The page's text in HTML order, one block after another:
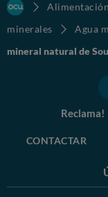
minerales
Agua
mineral natural de
Reclama!
CONTACTAR